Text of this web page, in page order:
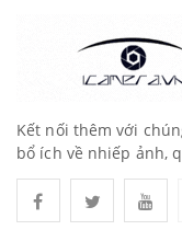
Kết nối thêm với
bổ ích về nhiếp ảnh,